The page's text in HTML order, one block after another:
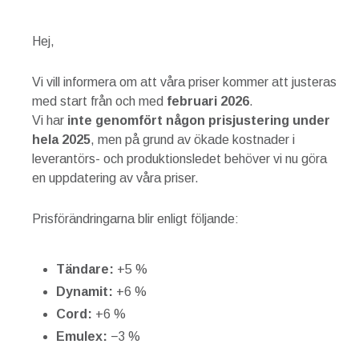
Hej,
Vi vill informera om att våra priser kommer att justeras
med start från och med februari 2026.
Vi har inte genomfört någon prisjustering under
hela 2025, men på grund av ökade kostnader i
leverantörs- och produktionsledet behöver vi nu göra
en uppdatering av våra priser.
Prisförändringarna blir enligt följande:
Tändare: +5 %
Dynamit: +6 %
Cord: +6 %
Emulex: −3 %